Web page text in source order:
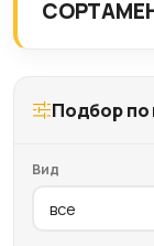
Подбор по
Вид